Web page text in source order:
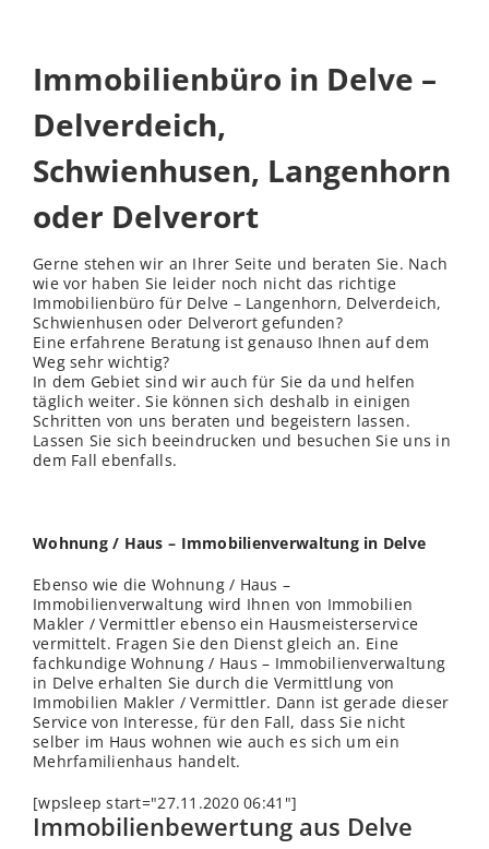
Immobilienbüro in Delve –
Delverdeich,
Schwienhusen, Langenhorn
oder Delverort
Gerne stehen wir an Ihrer Seite und beraten Sie. Nach
wie vor haben Sie leider noch nicht das richtige
Immobilienbüro für Delve – Langenhorn, Delverdeich,
Schwienhusen oder Delverort gefunden?
Eine erfahrene Beratung ist genauso Ihnen auf dem
Weg sehr wichtig?
In dem Gebiet sind wir auch für Sie da und helfen
täglich weiter. Sie können sich deshalb in einigen
Schritten von uns beraten und begeistern lassen.
Lassen Sie sich beeindrucken und besuchen Sie uns in
dem Fall ebenfalls.
Wohnung / Haus – Immobilienverwaltung in Delve
Ebenso wie die Wohnung / Haus –
Immobilienverwaltung wird Ihnen von Immobilien
Makler / Vermittler ebenso ein Hausmeisterservice
vermittelt. Fragen Sie den Dienst gleich an. Eine
fachkundige Wohnung / Haus – Immobilienverwaltung
in Delve erhalten Sie durch die Vermittlung von
Immobilien Makler / Vermittler. Dann ist gerade dieser
Service von Interesse, für den Fall, dass Sie nicht
selber im Haus wohnen wie auch es sich um ein
Mehrfamilienhaus handelt.
[wpsleep start="27.11.2020 06:41"]
Immobilienbewertung aus Delve